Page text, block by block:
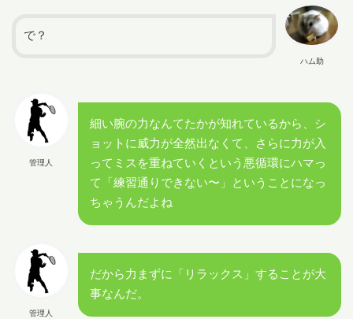
ハム助
で？
管理人
細い腕の力なんてたかが知れているから、シ
ョットに威力が全然出なくて、さらに力が入
ってミスを重ねていくという悪循環にハマっ
て「練習通りできない〜」ということになっ
ちゃうんだよね
管理人
だから力まずに「リラックス」することが大
事なんだ。